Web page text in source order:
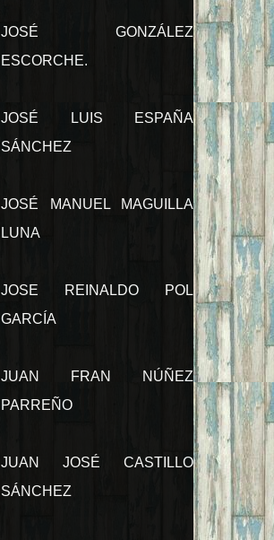
JOSÉ GONZÁLEZ
ESCORCHE.
JOSÉ LUIS ESPAÑA
SÁNCHEZ
JOSÉ MANUEL MAGUILLA
LUNA
JOSE REINALDO POL
GARCÍA
JUAN FRAN NÚÑEZ
PARREÑO
JUAN JOSÉ CASTILLO
SÁNCHEZ